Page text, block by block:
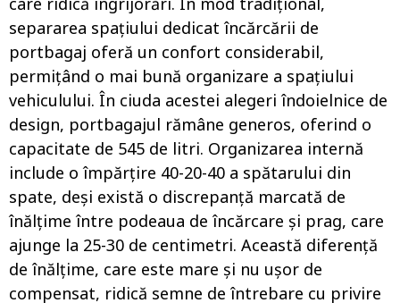
separarea spațiului dedicat încărcării de
portbagaj oferă un confort considerabil,
permițând o mai bună organizare a spațiului
vehiculului. În ciuda acestei alegeri îndoielnice de
design, portbagajul rămâne generos, oferind o
capacitate de 545 de litri. Organizarea internă
include o împărțire 40-20-40 a spătarului din
spate, deși există o discrepanță marcată de
înălțime între podeaua de încărcare și prag, care
ajunge la 25-30 de centimetri. Această diferență
de înălțime, care este mare și nu ușor de
compensat, ridică semne de întrebare cu privire